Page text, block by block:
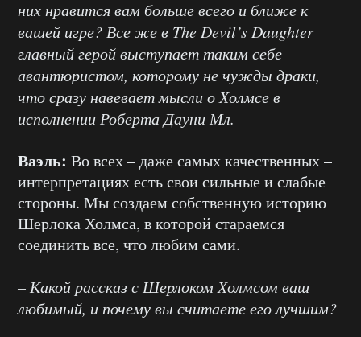
них нравится вам больше всего и ближе к
вашей игре? Все же в The Devil’s Daughter
главный герой выступает таким себе
авантюристом, которому не чужды драки,
что сразу навевает мысли о Холмсе в
исполнении Роберта Дауни Мл.
Ваэль: Во всех – даже самых качественных –
интерпретациях есть свои сильные и слабые
стороны. Мы создаем собственную историю
Шерлока Холмса, в которой стараемся
соединить все, что любим сами.
– Какой рассказ с Шерлоком Холмсом ваш
любимый, и почему вы считаете его лучшим?